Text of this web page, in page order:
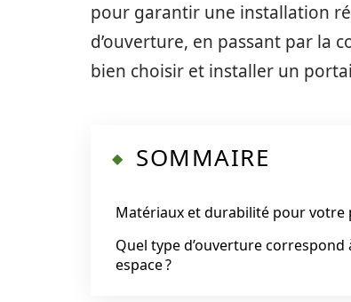
pour garantir une installation
d’ouverture, en passant par la
bien choisir et installer un
SOMMAIRE
Matériaux et durabilité pour votre
Quel type d’ouverture correspond
espace ?